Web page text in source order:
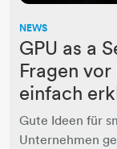
NEWS
GPU as a
Fragen
einfach
Gute Ideen für
Unternehmen